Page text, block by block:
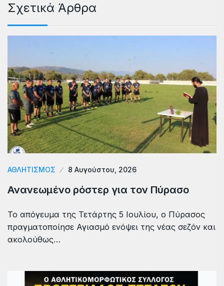
Σχετικά Άρθρα
ΑΘΛΗΤΙΣΜΟΣ 8 Αυγούστου, 2026
Ανανεωμένο ρόστερ για τον Πύρασο
Το απόγευμα της Τετάρτης 5 Ιουλίου, ο Πύρασος
πραγματοποίησε Αγιασμό ενόψει της νέας σεζόν και
ακολούθως…